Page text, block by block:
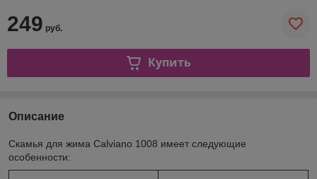
249 руб.
Купить
Описание
Скамья для жима Calviano 1008 имеет следующие
особенности: